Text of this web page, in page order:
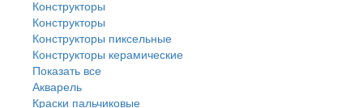
Конструкторы
Конструкторы
Конструкторы пиксельные
Конструкторы керамические
Показать все
Акварель
Краски пальчиковые